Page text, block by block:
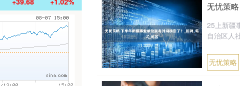
无忧策
25上新疆
自治区人
无忧策略